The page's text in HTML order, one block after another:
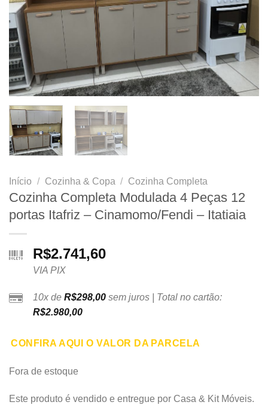
Início / Cozinha & Copa / Cozinha Completa
Cozinha Completa Modulada 4 Peças 12
portas Itafriz – Cinamomo/Fendi – Itatiaia
R$2.741,60
VIA PIX
10x de R$298,00 sem juros | Total no cartão:
R$2.980,00
CONFIRA AQUI O VALOR DA PARCELA
Fora de estoque
Este produto é vendido e entregue por Casa & Kit Móveis.